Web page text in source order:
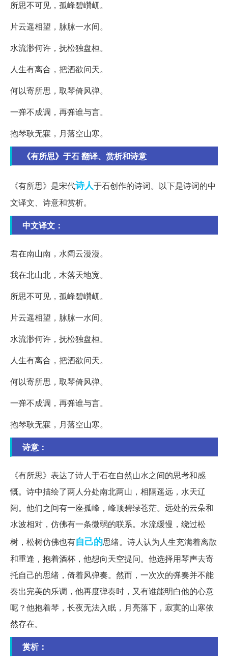
所思不可见，孤峰碧巑屼。
片云遥相望，脉脉一水间。
水流渺何许，抚松独盘桓。
人生有离合，把酒欲问天。
何以寄所思，取琴倚风弹。
一弹不成调，再弹谁与言。
抱琴耿无寐，月落空山寒。
《有所思》于石 翻译、赏析和诗意
《有所思》是宋代诗人于石创作的诗词。以下是诗词的中
文译文、诗意和赏析。
中文译文：
君在南山南，水阔云漫漫。
我在北山北，木落天地宽。
所思不可见，孤峰碧巑屼。
片云遥相望，脉脉一水间。
水流渺何许，抚松独盘桓。
人生有离合，把酒欲问天。
何以寄所思，取琴倚风弹。
一弹不成调，再弹谁与言。
抱琴耿无寐，月落空山寒。
诗意：
《有所思》表达了诗人于石在自然山水之间的思考和感
慨。诗中描绘了两人分处南北两山，相隔遥远，水天辽
阔。他们之间有一座孤峰，峰顶碧绿苍茫。远处的云朵和
水波相对，仿佛有一条微弱的联系。水流缓慢，绕过松
树，松树仿佛也有自己的思绪。诗人认为人生充满着离散
和重逢，抱着酒杯，他想向天空提问。他选择用琴声去寄
托自己的思绪，倚着风弹奏。然而，一次次的弹奏并不能
奏出完美的乐调，他再度弹奏时，又有谁能明白他的心意
呢？他抱着琴，长夜无法入眠，月亮落下，寂寞的山寒依
然存在。
赏析：